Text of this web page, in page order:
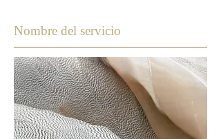
Nombre del servicio